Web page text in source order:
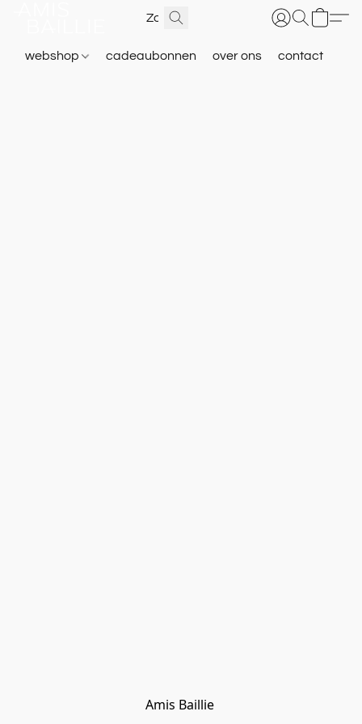
webshop cadeaubonnen over ons contact
Amis Baillie